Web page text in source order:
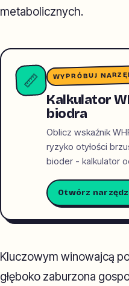
metabolicznych.
📏 WYPRÓBUJ
Kalkulator
biodra
Oblicz wskaźnik
ryzyko otyłości
bioder - kalkulator
Otwórz
Kluczowym winowajcą
głęboko zaburzona